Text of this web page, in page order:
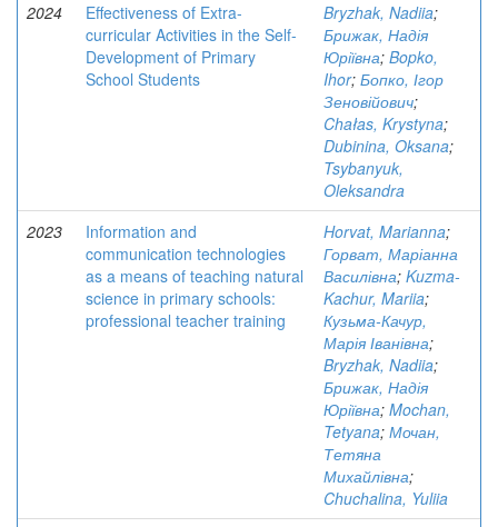
2024
Effectiveness of Extra-
curricular Activities in the Self-
Development of Primary
School Students
Bryzhak, Nadiia;
Брижак, Надія
Юріївна; Bopko,
Ihor; Бопко, Ігор
Зеновійович;
Chałas, Krystyna;
Dubinina, Oksana;
Tsybanyuk,
Oleksandra
2023
Information and
communication technologies
as a means of teaching natural
science in primary schools:
professional teacher training
Horvat, Marianna;
Горват, Маріанна
Василівна; Kuzma-
Kachur, Mariia;
Кузьма-Качур,
Марія Іванівна;
Bryzhak, Nadiia;
Брижак, Надія
Юріївна; Mochan,
Tetyana; Мочан,
Тетяна
Михайлівна;
Chuchalina, Yuliia